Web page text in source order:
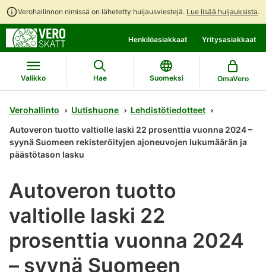
Verohallinnon nimissä on lähetetty huijausviestejä. Lue lisää huijauksista.
suoraan
sisältöön
koko
sivuston
hakuun
Henkilöasiakkaat Yritysasiakkaat
Valikko Hae Suomeksi OmaVero
Verohallinto Uutishuone
Lehdistötiedotteet
Autoveron tuotto valtiolle laski 22 prosenttia vuonna 2024 –
syynä Suomeen rekisteröityjen ajoneuvojen lukumäärän ja
päästötason lasku
Autoveron tuotto
valtiolle laski 22
prosenttia vuonna 2024
– syynä Suomeen